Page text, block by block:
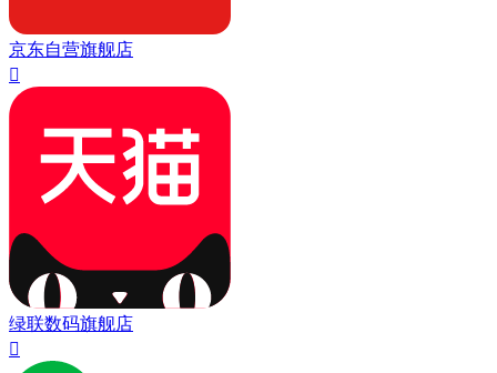
京东自营旗舰店

绿联数码旗舰店
